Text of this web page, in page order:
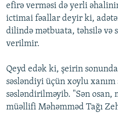
efirə verməsi də yerli
ictimai fəallar deyir ki,
dilində mətbuata, təhsilə və
verilmir.
Qeyd edək ki, şeirin
səsləndiyi üçün xoylu
səsləndirilməyib. "Sən osan,
müəllifi Məhəmməd Tağı